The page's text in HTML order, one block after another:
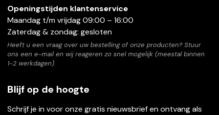
Openingstijden klantenservice
Maandag t/m vrijdag 09:00 – 16:00
Zaterdag & zondag: gesloten
Heeft u een vraag over uw bestelling of onze producten? Stuur
ons een e-mail en wij reageren zo snel mogelijk (meestal binnen
1-2 werkdagen).
Blijf op de hoogte
Schrijf je in voor onze gratis nieuwsbrief en ontvang als